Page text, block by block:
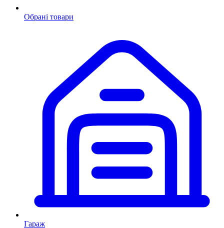
Обрані товари
Гараж